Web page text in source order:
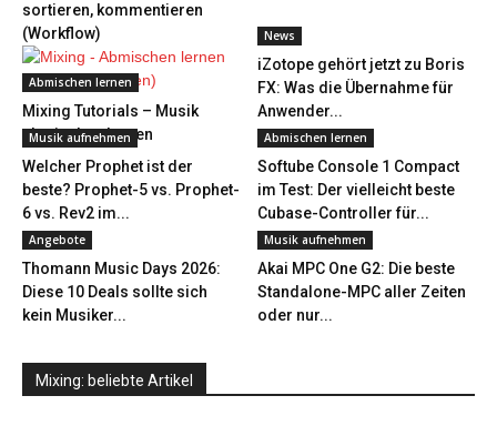
sortieren, kommentieren
(Workflow)
Abmischen lernen
Mixing Tutorials – Musik
abmischen lernen
News
iZotope gehört jetzt zu Boris
FX: Was die Übernahme für
Anwender...
Musik aufnehmen
Welcher Prophet ist der
beste? Prophet-5 vs. Prophet-
6 vs. Rev2 im...
Abmischen lernen
Softube Console 1 Compact
im Test: Der vielleicht beste
Cubase-Controller für...
Angebote
Thomann Music Days 2026:
Diese 10 Deals sollte sich
kein Musiker...
Musik aufnehmen
Akai MPC One G2: Die beste
Standalone-MPC aller Zeiten
oder nur...
Mixing: beliebte Artikel